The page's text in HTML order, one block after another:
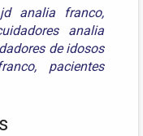
analia franco,
analia
de idosos
, pacientes